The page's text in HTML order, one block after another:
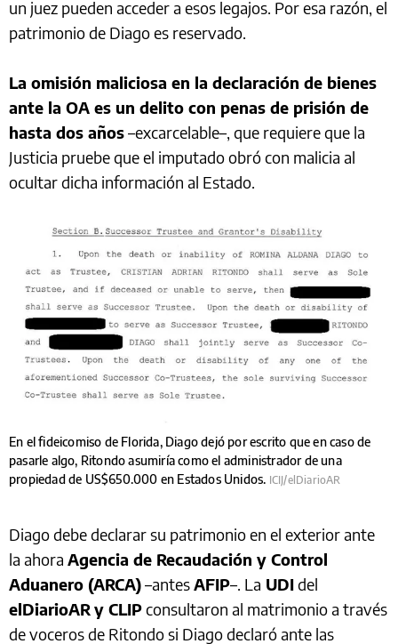
un juez pueden acceder a esos legajos. Por esa razón, el
patrimonio de Diago es reservado.
La omisión maliciosa en la declaración de bienes
ante la OA es un delito con penas de prisión de
hasta dos años–excarcelable–, que requiere que la
Justicia pruebe que el imputado obró con malicia al
ocultar dicha información al Estado.
En el fideicomiso de Florida, Diago dejó por escrito que en caso de
pasarle algo, Ritondo asumiría como el administrador de una
propiedad de US$650.000 en Estados Unidos. ICIJ/elDiarioAR
Diago debe declarar su patrimonio en el exterior ante
la ahora Agencia de Recaudación y Control
Aduanero (ARCA)–antesAFIP–. La UDIdel
elDiarioARy CLIPconsultaron al matrimonio a través
de voceros de Ritondo si Diago declaró ante las